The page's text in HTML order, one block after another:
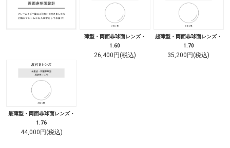
薄型・両面非球面レンズ・
1.60
26,400円(税込)
超薄型・両面非球面レンズ・
1.70
35,200円(税込)
最薄型・両面非球面レンズ・
1.76
44,000円(税込)